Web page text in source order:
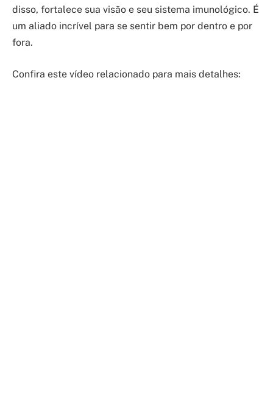
disso, fortalece sua visão e seu sistema imunológico. É
um aliado incrível para se sentir bem por dentro e por
fora.
Confira este vídeo relacionado para mais detalhes: